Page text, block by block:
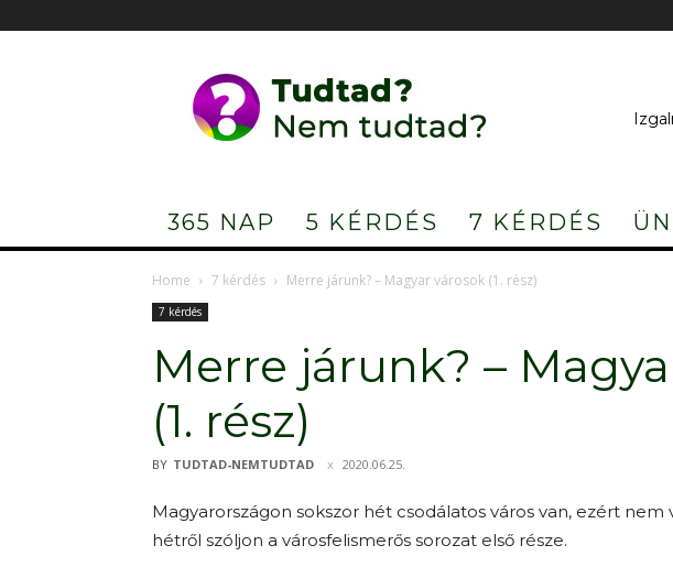
Nem
tudtad?
365 NAP 5 KÉRDÉS 7 KÉRDÉS
Home 7 kérdés Merre járunk? – Magyar városok (1. rész)
7 kérdés
Merre járunk? –
(1. rész)
BY TUDTAD-NEMTUDTAD 2020.06.25.
Magyarországon sokszor hét csodálatos város van, ezért
hétről szóljon a városfelismerős sorozat első része.